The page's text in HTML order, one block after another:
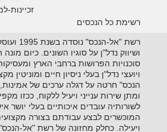
רשימת כל הנכסים
רשת "אל-
סוכנויות הפרושות ברחבי הארץ
ויועצי נדל"ן בעלי ניסיון חיים ומוניטין
הנכס" חרטה על דגלה ערכים של אמינות,
ומתן שירות ענייני ויעיל ללקוח, ככזו
לשורותיה עובדים איכותיים בעלי יושר
המוכשרים לבצע עבודתם בצורה
ויעילה. כחלק מחזונה של רשת "אל-